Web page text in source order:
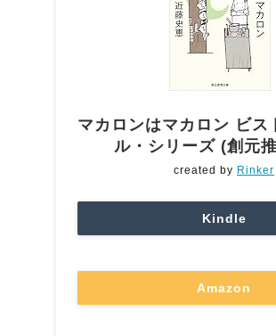
マカロンはマカロン ビス
ル・シリーズ (創元
created by Rinker
Kindle
Amazon